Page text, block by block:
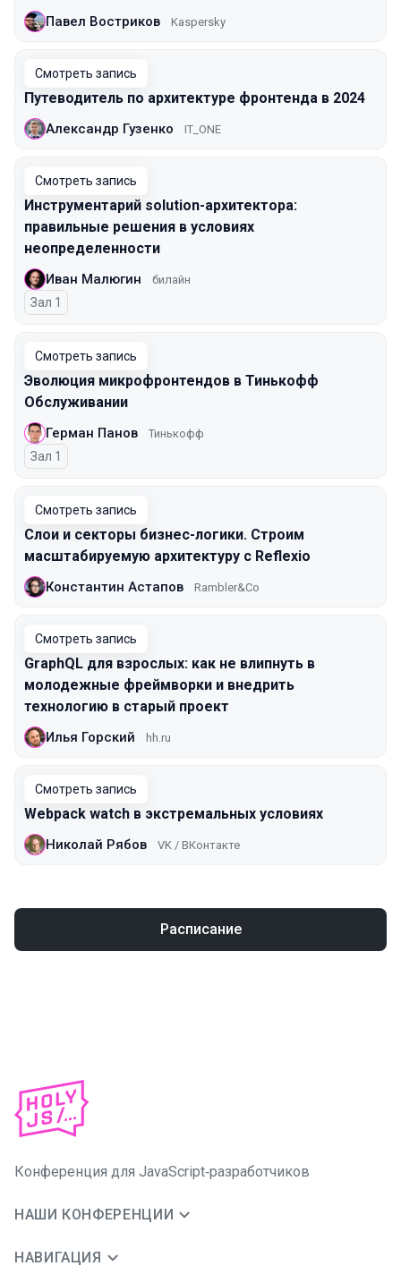
Павел Востриков Kaspersky
Смотреть запись
Путеводитель по архитектуре фронтенда в 2024
Александр Гузенко IT_ONE
Смотреть запись
Инструментарий solution-архитектора:
правильные решения в условиях
неопределенности
Иван Малюгин билайн
Зал 1
Смотреть запись
Эволюция микрофронтендов в Тинькофф
Обслуживании
Герман Панов Тинькофф
Зал 1
Смотреть запись
Слои и секторы бизнес-логики. Строим
масштабируемую архитектуру с Reflexio
Константин Астапов Rambler&Co
Смотреть запись
GraphQL для взрослых: как не влипнуть в
молодежные фреймворки и внедрить
технологию в старый проект
Илья Горский hh.ru
Смотреть запись
Webpack watch в экстремальных условиях
Николай Рябов VK / ВКонтакте
Расписание
Конференция для JavaScript‑разработчиков
НАШИ КОНФЕРЕНЦИИ
НАВИГАЦИЯ